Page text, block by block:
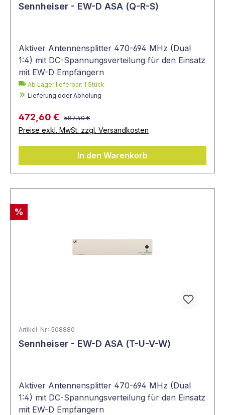
Sennheiser - EW-D ASA (Q-R-S)
Aktiver Antennensplitter 470-694 MHz (Dual
1:4) mit DC-Spannungsverteilung für den Einsatz
mit EW-D Empfängern
Ab Lager lieferbar: 1 Stück
Lieferung oder Abholung
472,60 € 587,40 €
Preise exkl. MwSt. zzgl. Versandkosten
In den Warenkorb
%
Artikel-Nr.: 508880
Sennheiser - EW-D ASA (T-U-V-W)
Aktiver Antennensplitter 470-694 MHz (Dual
1:4) mit DC-Spannungsverteilung für den Einsatz
mit EW-D Empfängern